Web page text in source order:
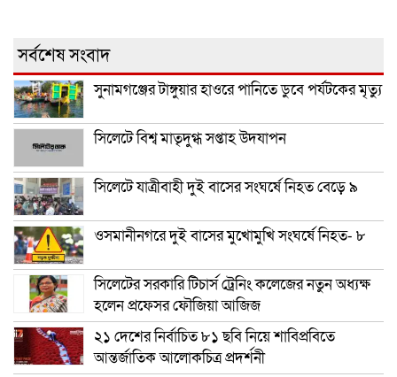
সর্বশেষ সংবাদ
সুনামগঞ্জের টাঙ্গুয়ার হাওরে পানিতে ডুবে পর্যটকের মৃত্যু
সিলেটে বিশ্ব মাতৃদুগ্ধ সপ্তাহ উদযাপন
সিলেটে যাত্রীবাহী দুই বাসের সংঘর্ষে নিহত বেড়ে ৯
ওসমানীনগরে দুই বাসের মুখোমুখি সংঘর্ষে নিহত- ৮
সিলেটের সরকারি টিচার্স ট্রেনিং কলেজের নতুন অধ্যক্ষ
হলেন প্রফেসর ফৌজিয়া আজিজ
২১ দেশের নির্বাচিত ৮১ ছবি নিয়ে শাবিপ্রবিতে
আন্তর্জাতিক আলোকচিত্র প্রদর্শনী